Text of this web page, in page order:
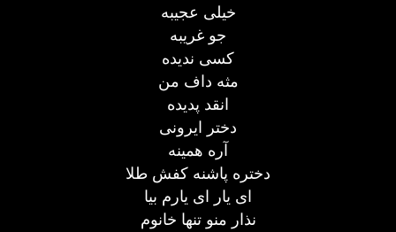
خیلی عجیبه
جو غریبه
کسی ندیده
مثه داف من
انقد پدیده
دختر ایرونی
آره همینه
دختره پاشنه کفش طلا
ای یار ای یارم بیا
نذار منو تنها خانوم